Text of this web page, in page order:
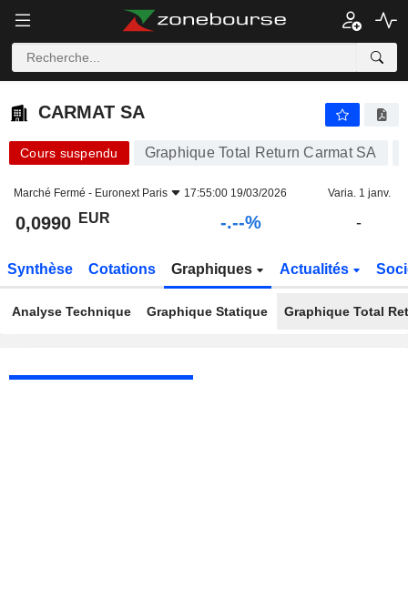
CARMAT SA 0,0990 € -
CARMAT SA
Cours suspendu Graphique Total Return Carmat SA
Marché Fermé - Euronext Paris 17:55:00 19/03/2026 Varia. 1 janv.
0,0990 EUR -.--% -
Synthèse Cotations Graphiques Actualités
Analyse Technique Graphique Statique Graphique Total